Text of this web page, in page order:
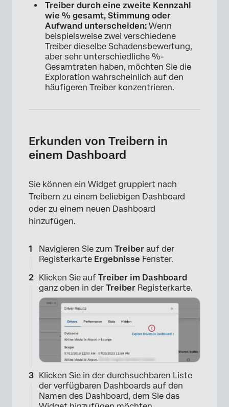
Treiber durch eine zweite Kennzahl
wie % gesamt, Stimmung oder
Aufwand unterscheiden: Wenn
beispielsweise zwei verschiedene
Treiber dieselbe Schadensbewertung,
aber sehr unterschiedliche %-
Gesamtraten haben, möchten Sie die
Exploration wahrscheinlich auf den
häufigeren Treiber konzentrieren.
Erkunden von Treibern in
einem Dashboard
Sie können ein Widget gruppiert nach
Treibern zu einem beliebigen Dashboard
oder zu einem neuen Dashboard
hinzufügen.
Navigieren Sie zum Treiber auf der
Registerkarte Ergebnisse Fenster.
Klicken Sie auf Treiber im Dashboard
ganz oben in der Treiber Registerkarte.
Klicken Sie in der durchsuchbaren Liste
der verfügbaren Dashboards auf den
Namen des Dashboard, dem Sie das